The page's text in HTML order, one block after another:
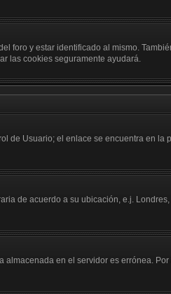
foro y estar identificado al mismo.
las cookies seguramente ayudará.
de Usuario; el enlace se encuentra en la
de acuerdo a su ubicación, e.j.
en el servidor es errónea.